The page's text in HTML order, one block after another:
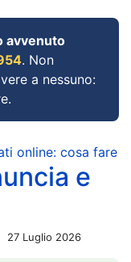
avvenuto
. Non
a nessuno:
online: cosa fare
e
27 Luglio 2026